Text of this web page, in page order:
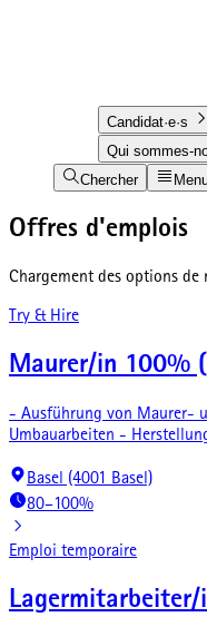
Candidat·e·s
Qui sommes-
Chercher
Offres d'emplois
Chargement des options de
Try & Hire
Maurer/in 100%
- Ausführung von Maurer-
Umbauarbeiten -
Basel (4001 Basel)
80–100%
Emploi temporaire